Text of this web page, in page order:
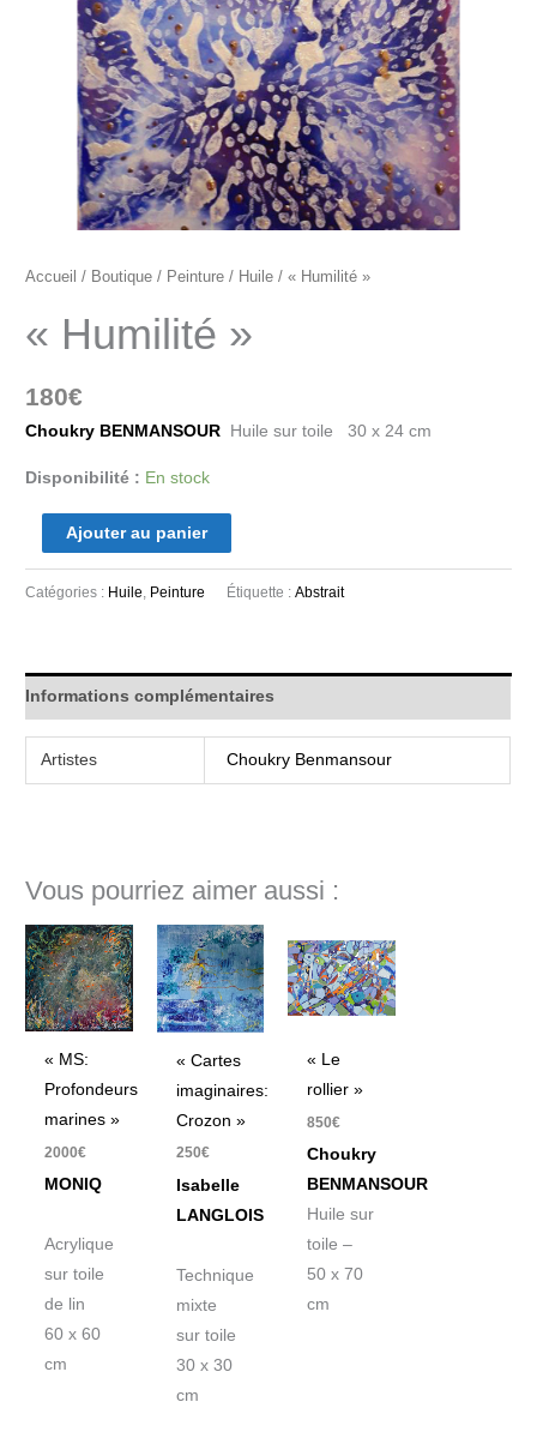
Accueil / Boutique / Peinture / Huile / « Humilité »
« Humilité »
180€
Choukry BENMANSOUR Huile sur toile 30 x 24 cm
Disponibilité : En stock
Ajouter au panier
Catégories : Huile Peinture Étiquette :Abstrait
Informations complémentaires
Artistes Choukry Benmansour
Vous pourriez aimer aussi :
« MS:
Profondeurs
marines »
2000€
MONIQ
Acrylique
sur toile
de lin
60 x 60
cm
« Cartes
imaginaires:
Crozon »
250€
Isabelle
LANGLOIS
Technique
mixte
sur toile
30 x 30
cm
« Le
rollier »
850€
Choukry
BENMANSOUR
Huile sur
toile –
50 x 70
cm